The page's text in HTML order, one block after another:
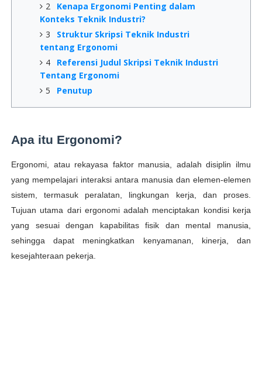
2
Kenapa Ergonomi Penting dalam
Konteks Teknik Industri?
3
Struktur Skripsi Teknik Industri
tentang Ergonomi
4
Referensi Judul Skripsi Teknik Industri
Tentang Ergonomi
5
Penutup
Apa itu Ergonomi?
Ergonomi, atau rekayasa faktor manusia, adalah disiplin ilmu
yang mempelajari interaksi antara manusia dan elemen-elemen
sistem, termasuk peralatan, lingkungan kerja, dan proses.
Tujuan utama dari ergonomi adalah menciptakan kondisi kerja
yang sesuai dengan kapabilitas fisik dan mental manusia,
sehingga dapat meningkatkan kenyamanan, kinerja, dan
kesejahteraan pekerja.